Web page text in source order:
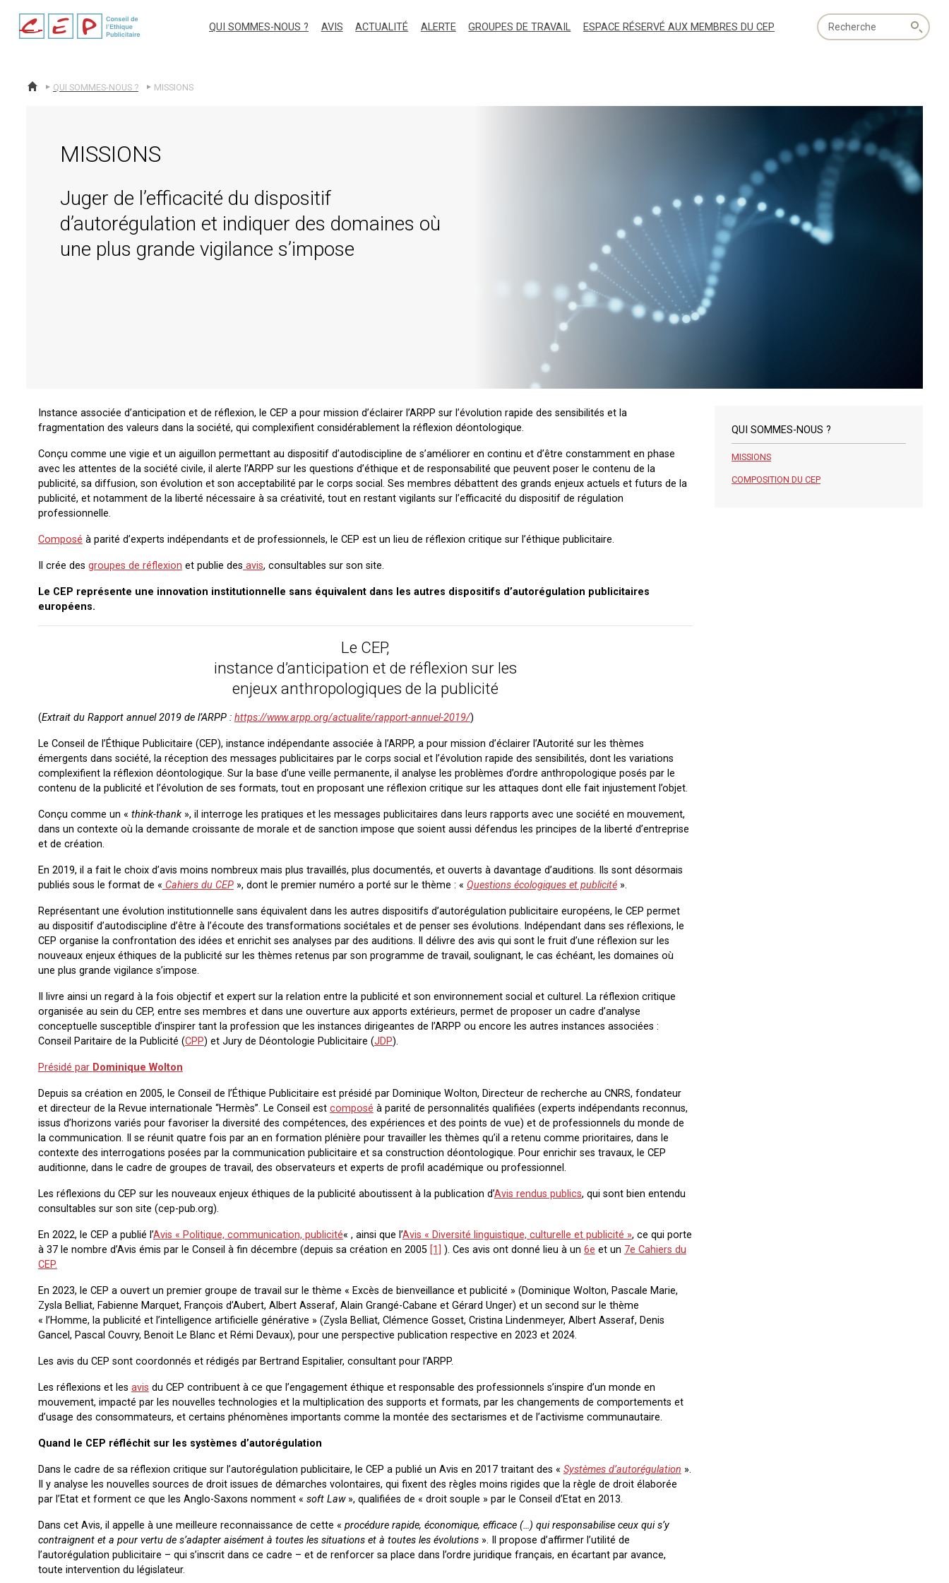
cep
Recherche
globale
QUI SOMMES-NOUS ? AVIS ACTUALITÉ ALERTE GROUPES DE TRAVAIL ESPACE RÉSERVÉ AUX MEMBRES DU CEP
ACCUEIL
QUI SOMMES-NOUS ? MISSIONS
MISSIONS
Juger de l’efficacité du dispositif
d’autorégulation et indiquer des domaines où
une plus grande vigilance s’impose
Instance associée d’anticipation et de réflexion, le CEP a pour mission d’éclairer l’ARPP sur l’évolution rapide des sensibilités et la
fragmentation des valeurs dans la société, qui complexifient considérablement la réflexion déontologique.
Conçu comme une vigie et un aiguillon permettant au dispositif d’autodiscipline de s’améliorer en continu et d’être constamment en phase
avec les attentes de la société civile, il alerte l’ARPP sur les questions d’éthique et de responsabilité que peuvent poser le contenu de la
publicité, sa diffusion, son évolution et son acceptabilité par le corps social. Ses membres débattent des grands enjeux actuels et futurs de la
publicité, et notamment de la liberté nécessaire à sa créativité, tout en restant vigilants sur l’efficacité du dispositif de régulation
professionnelle.
Composé à parité d’experts indépendants et de professionnels, le CEP est un lieu de réflexion critique sur l’éthique publicitaire.
Il crée des groupes de réflexion et publie des avis, consultables sur son site.
Le CEP représente une innovation institutionnelle sans équivalent dans les autres dispositifs d’autorégulation publicitaires
européens.
Le CEP,
instance d’anticipation et de réflexion sur les
enjeux anthropologiques de la publicité
(Extrait du Rapport annuel 2019 de l’ARPP : https://www.arpp.org/actualite/rapport-annuel-2019/)
Le Conseil de l’Éthique Publicitaire (CEP), instance indépendante associée à l’ARPP, a pour mission d’éclairer l’Autorité sur les thèmes
émergents dans société, la réception des messages publicitaires par le corps social et l’évolution rapide des sensibilités, dont les variations
complexifient la réflexion déontologique. Sur la base d’une veille permanente, il analyse les problèmes d’ordre anthropologique posés par le
contenu de la publicité et l’évolution de ses formats, tout en proposant une réflexion critique sur les attaques dont elle fait injustement l’objet.
Conçu comme un « think-thank », il interroge les pratiques et les messages publicitaires dans leurs rapports avec une société en mouvement,
dans un contexte où la demande croissante de morale et de sanction impose que soient aussi défendus les principes de la liberté d’entreprise
et de création.
En 2019, il a fait le choix d’avis moins nombreux mais plus travaillés, plus documentés, et ouverts à davantage d’auditions. Ils sont désormais
publiés sous le format de « Cahiers du CEP», dont le premier numéro a porté sur le thème : « Questions écologiques et publicité».
Représentant une évolution institutionnelle sans équivalent dans les autres dispositifs d’autorégulation publicitaire européens, le CEP permet
au dispositif d’autodiscipline d’être à l’écoute des transformations sociétales et de penser ses évolutions. Indépendant dans ses réflexions, le
CEP organise la confrontation des idées et enrichit ses analyses par des auditions. Il délivre des avis qui sont le fruit d’une réflexion sur les
nouveaux enjeux éthiques de la publicité sur les thèmes retenus par son programme de travail, soulignant, le cas échéant, les domaines où
une plus grande vigilance s’impose.
Il livre ainsi un regard à la fois objectif et expert sur la relation entre la publicité et son environnement social et culturel. La réflexion critique
organisée au sein du CEP, entre ses membres et dans une ouverture aux apports extérieurs, permet de proposer un cadre d’analyse
conceptuelle susceptible d’inspirer tant la profession que les instances dirigeantes de l’ARPP ou encore les autres instances associées :
Conseil Paritaire de la Publicité (CPP) et Jury de Déontologie Publicitaire (JDP).
Présidé par Dominique Wolton
Depuis sa création en 2005, le Conseil de l’Éthique Publicitaire est présidé par Dominique Wolton, Directeur de recherche au CNRS, fondateur
et directeur de la Revue internationale “Hermès”. Le Conseil est composé à parité de personnalités qualifiées (experts indépendants reconnus,
issus d’horizons variés pour favoriser la diversité des compétences, des expériences et des points de vue) et de professionnels du monde de
la communication. Il se réunit quatre fois par an en formation plénière pour travailler les thèmes qu’il a retenu comme prioritaires, dans le
contexte des interrogations posées par la communication publicitaire et sa construction déontologique. Pour enrichir ses travaux, le CEP
auditionne, dans le cadre de groupes de travail, des observateurs et experts de profil académique ou professionnel.
Les réflexions du CEP sur les nouveaux enjeux éthiques de la publicité aboutissent à la publication d’Avis rendus publics, qui sont bien entendu
consultables sur son site (cep-pub.org).
En 2022, le CEP a publié l’Avis « Politique, communication, publicité« , ainsi que l’Avis « Diversité linguistique, culturelle et publicité », ce qui porte
à 37 le nombre d’Avis émis par le Conseil à fin décembre (depuis sa création en 2005 [1] ). Ces avis ont donné lieu à un 6e et un 7e Cahiers du
CEP.
En 2023, le CEP a ouvert un premier groupe de travail sur le thème « Excès de bienveillance et publicité » (Dominique Wolton, Pascale Marie,
Zysla Belliat, Fabienne Marquet, François d’Aubert, Albert Asseraf, Alain Grangé-Cabane et Gérard Unger) et un second sur le thème
« l’Homme, la publicité et l’intelligence artificielle générative » (Zysla Belliat, Clémence Gosset, Cristina Lindenmeyer, Albert Asseraf, Denis
Gancel, Pascal Couvry, Benoit Le Blanc et Rémi Devaux), pour une perspective publication respective en 2023 et 2024.
Les avis du CEP sont coordonnés et rédigés par Bertrand Espitalier, consultant pour l’ARPP.
Les réflexions et les avis du CEP contribuent à ce que l’engagement éthique et responsable des professionnels s’inspire d’un monde en
mouvement, impacté par les nouvelles technologies et la multiplication des supports et formats, par les changements de comportements et
d’usage des consommateurs, et certains phénomènes importants comme la montée des sectarismes et de l’activisme communautaire.
Quand le CEP réfléchit sur les systèmes d’autorégulation
Dans le cadre de sa réflexion critique sur l’autorégulation publicitaire, le CEP a publié un Avis en 2017 traitant des « Systèmes d’autorégulation ».
Il y analyse les nouvelles sources de droit issues de démarches volontaires, qui fixent des règles moins rigides que la règle de droit élaborée
par l’Etat et forment ce que les Anglo-Saxons nomment « soft Law», qualifiées de « droit souple » par le Conseil d’Etat en 2013.
Dans cet Avis, il appelle à une meilleure reconnaissance de cette « procédure rapide, économique, efficace (…) qui responsabilise ceux qui s’y
contraignent et a pour vertu de s’adapter aisément à toutes les situations et à toutes les évolutions». Il propose d’affirmer l’utilité de
l’autorégulation publicitaire – qui s’inscrit dans ce cadre – et de renforcer sa place dans l’ordre juridique français, en écartant par avance,
toute intervention du législateur.
QUI SOMMES-NOUS ?
MISSIONS
COMPOSITION DU CEP